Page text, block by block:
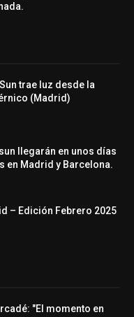
trae luz desde la
(Madrid)
llegarán en unos días
en Madrid y Barcelona.
– Edición Febrero 2025
"El momento en